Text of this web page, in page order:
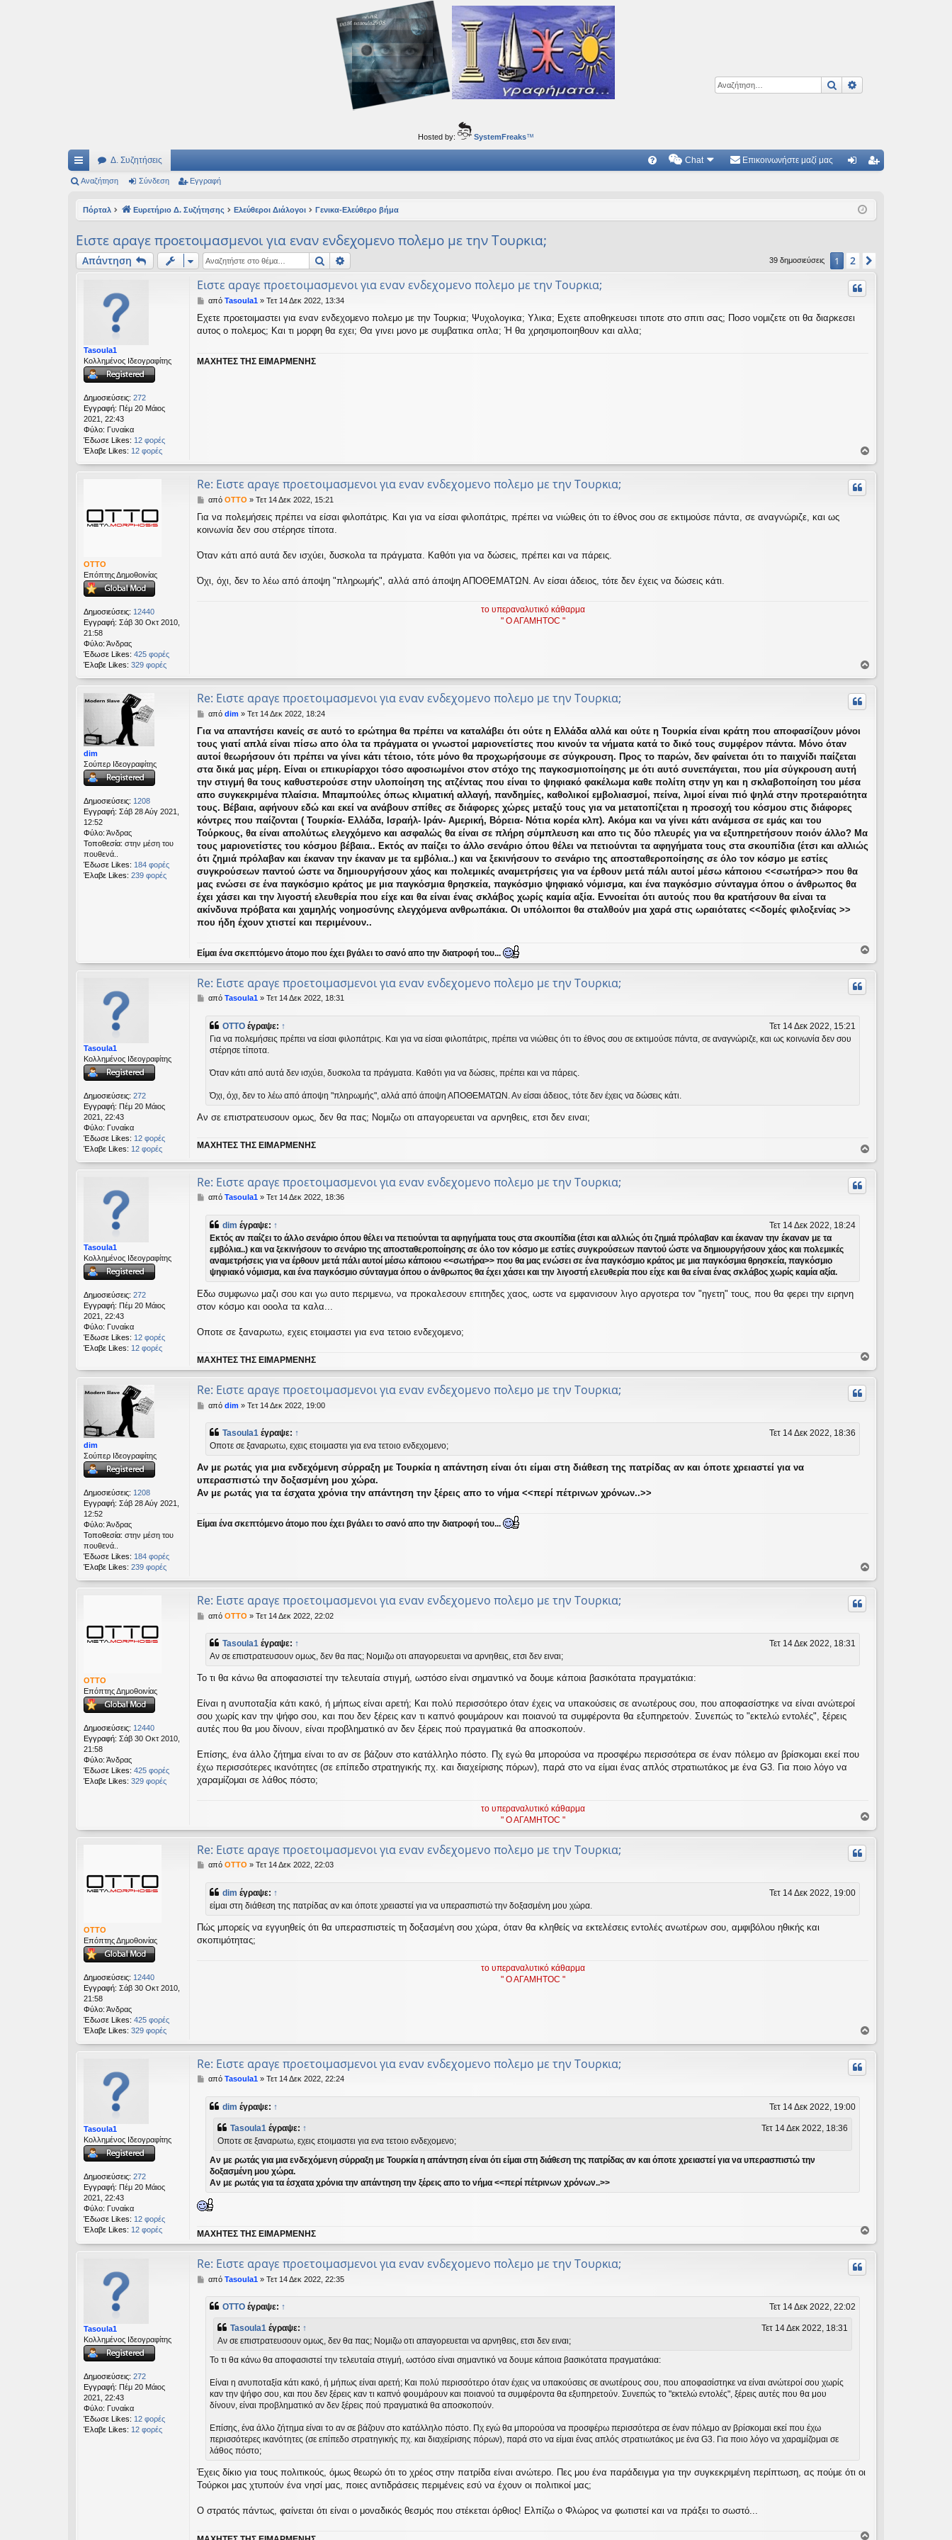
Αναζήτηση
Αυτός ο τόπος φιλοδοξεί να ανοίγει μονοπάτια για τα συναρπαστικά και όμορφα ταξίδια του νού...
Hosted by: SystemFreaks™
Γ
ρή
ς
συ
Δ. Συζητήσεις Chat Επικοινωνήστε μαζί μας
ρα
Αναζήτηση Σύνδεση Εγγραφή
Πόρταλ Ευρετήριο Δ. Συζήτησης Ελεύθεροι Διάλογοι Γενικα-Ελεύθερο βήμα
Ειστε αραγε προετοιμασμενοι για εναν ενδεχομενο πολεμο με την Τουρκια;
Απάντηση Αναζήτηση 39 δημοσιεύσεις 1 2
Tasoula1
Κολλημένος Ιδεογραφίτης
Δημοσιεύσεις: 272
Εγγραφή: Πέμ 20 Μάιος
2021, 22:43
Φύλο: Γυναίκα
Έδωσε Likes: 12 φορές
Έλαβε Likes: 12 φορές
Ειστε αραγε προετοιμασμενοι για εναν ενδεχομενο πολεμο με την Τουρκια;
Δ
μ
ο
ε
από Tasoula1» Τετ 14 Δεκ 2022, 13:34
Εχετε προετοιμαστει για εναν ενδεχομενο πολεμο με την Τουρκια; Ψυχολογικα; Υλικα; Εχετε αποθηκευσει τιποτε στο σπιτι σας; Ποσο νομιζετε οτι θα διαρκεσει
αυτος ο πολεμος; Και τι μορφη θα εχει; Θα γινει μονο με συμβατικα οπλα; Ή θα χρησιμοποιηθουν και αλλα;
ΜΑΧΗΤΕΣ ΤΗΣ ΕΙΜΑΡΜΕΝΗΣ
ο
ρ
OTTO
Επόπτης Δημοθοινίας
Δημοσιεύσεις: 12440
Εγγραφή: Σάβ 30 Οκτ 2010,
21:58
Φύλο: Άνδρας
Έδωσε Likes: 425 φορές
Έλαβε Likes: 329 φορές
Re: Ειστε αραγε προετοιμασμενοι για εναν ενδεχομενο πολεμο με την Τουρκια;
Δ
μ
ο
ί
σ
από OTTO » Τετ 14 Δεκ 2022, 15:21
Για να πολεμήσεις πρέπει να είσαι φιλοπάτρις. Και για να είσαι φιλοπάτρις, πρέπει να νιώθεις ότι το έθνος σου σε εκτιμούσε πάντα, σε αναγνώριζε, και ως
κοινωνία δεν σου στέρησε τίποτα.
Όταν κάτι από αυτά δεν ισχύει, δυσκολα τα πράγματα. Καθότι για να δώσεις, πρέπει και να πάρεις.
Όχι, όχι, δεν το λέω από άποψη "πληρωμής", αλλά από άποψη ΑΠΟΘΕΜΑΤΩΝ. Αν είσαι άδειος, τότε δεν έχεις να δώσεις κάτι.
το υπεραναλυτικό κάθαρμα
" Ο ΑΓΑΜΗΤΟC "
ο
ρ
dim
Σούπερ Ιδεογραφίτης
Δημοσιεύσεις: 1208
Εγγραφή: Σάβ 28 Αύγ 2021,
12:52
Φύλο: Άνδρας
Τοποθεσία: στην μέση του
πουθενά..
Έδωσε Likes: 184 φορές
Έλαβε Likes: 239 φορές
Re: Ειστε αραγε προετοιμασμενοι για εναν ενδεχομενο πολεμο με την Τουρκια;
Δ
μ
ο
σ
ί
υ
σ
η
από dim » Τετ 14 Δεκ 2022, 18:24
Για να απαντήσει κανείς σε αυτό το ερώτημα θα πρέπει να καταλάβει ότι ούτε η Ελλάδα αλλά και ούτε η Τουρκία είναι κράτη που αποφασίζουν μόνοι
τους γιατί απλά είναι πίσω απο όλα τα πράγματα οι γνωστοί μαριονετίστες που κινούν τα νήματα κατά το δικό τους συμφέρον πάντα. Μόνο όταν
αυτοί θεωρήσουν ότι πρέπει να γίνει κάτι τέτοιο, τότε μόνο θα προχωρήσουμε σε σύγκρουση. Προς το παρών, δεν φαίνεται ότι το παιχνίδι παίζεται
στα δικά μας μέρη. Είναι οι επικυρίαρχοι τόσο αφοσιωμένοι στον στόχο της παγκοσμιοποίησης με ότι αυτό συνεπάγεται, που μία σύγκρουση αυτή
την στιγμή θα τους καθυστερούσε στην υλοποίηση της ατζέντας που είναι το ψηφιακό φακέλωμα καθε πολίτη στην γη και η σκλαβοποίηση του μέσα
απο συγκεκριμένα πλαίσια. Μπαμπούλες όπως κλιματική αλλαγή, πανδημίες, καθολικοί εμβολιασμοί, πείνα, λιμοί είναι πιό ψηλά στην προτεραιότητα
τους. Βέβαια, αφήνουν εδώ και εκεί να ανάβουν σπίθες σε διάφορες χώρες μεταξύ τους για να μετατοπίζεται η προσοχή του κόσμου στις διάφορες
κόντρες που παίζονται ( Τουρκία- Ελλάδα, Ισραήλ- Ιράν- Αμερική, Βόρεια- Νότια κορέα κλπ). Ακόμα και να γίνει κάτι ανάμεσα σε εμάς και του
Τούρκους, θα είναι απολύτως ελεγχόμενο και ασφαλώς θα είναι σε πλήρη σύμπλευση και απο τις δύο πλευρές για να εξυπηρετήσουν ποιόν άλλο? Μα
τους μαριονετίστες του κόσμου βέβαια.. Εκτός αν παίζει το άλλο σενάριο όπου θέλει να πετιούνται τα αφηγήματα τους στα σκουπίδια (έτσι και αλλιώς
ότι ζημιά πρόλαβαν και έκαναν την έκαναν με τα εμβόλια..) και να ξεκινήσουν το σενάριο της αποσταθεροποίησης σε όλο τον κόσμο με εστίες
συγκρούσεων παντού ώστε να δημιουργήσουν χάος και πολεμικές αναμετρήσεις για να έρθουν μετά πάλι αυτοί μέσω κάποιου <<σωτήρα>> που θα
μας ενώσει σε ένα παγκόσμιο κράτος με μια παγκόσμια θρησκεία, παγκόσμιο ψηφιακό νόμισμα, και ένα παγκόσμιο σύνταγμα όπου ο άνθρωπος θα
έχει χάσει και την λιγοστή ελευθερία που είχε και θα είναι ένας σκλάβος χωρίς καμία αξία. Εννοείται ότι αυτούς που θα κρατήσουν θα είναι τα
ακίνδυνα πρόβατα και χαμηλής νοημοσύνης ελεγχόμενα ανθρωπάκια. Οι υπόλοιποι θα σταλθούν μια χαρά στις ωραιότατες <<δομές φιλοξενίας >>
που ήδη έχουν χτιστεί και περιμένουν..
Είμαι ένα σκεπτόμενο άτομο που έχει βγάλει το σανό απο την διατροφή του...
ο
ρ
Tasoula1
Κολλημένος Ιδεογραφίτης
Δημοσιεύσεις: 272
Εγγραφή: Πέμ 20 Μάιος
2021, 22:43
Φύλο: Γυναίκα
Έδωσε Likes: 12 φορές
Έλαβε Likes: 12 φορές
Re: Ειστε αραγε προετοιμασμενοι για εναν ενδεχομενο πολεμο με την Τουρκια;
Δ
υ
η
από Tasoula1» Τετ 14 Δεκ 2022, 18:31
OTTO έγραψε: ↑
Τετ 14 Δεκ 2022, 15:21
Για να πολεμήσεις πρέπει να είσαι φιλοπάτρις. Και για να είσαι φιλοπάτρις, πρέπει να νιώθεις ότι το έθνος σου σε εκτιμούσε πάντα, σε αναγνώριζε, και ως κοινωνία δεν σου
στέρησε τίποτα.
Όταν κάτι από αυτά δεν ισχύει, δυσκολα τα πράγματα. Καθότι για να δώσεις, πρέπει και να πάρεις.
Όχι, όχι, δεν το λέω από άποψη "πληρωμής", αλλά από άποψη ΑΠΟΘΕΜΑΤΩΝ. Αν είσαι άδειος, τότε δεν έχεις να δώσεις κάτι.
Αν σε επιστρατευσουν ομως, δεν θα πας; Νομιζω οτι απαγορευεται να αρνηθεις, ετσι δεν ειναι;
ΜΑΧΗΤΕΣ ΤΗΣ ΕΙΜΑΡΜΕΝΗΣ
ο
ρ
Tasoula1
Κολλημένος Ιδεογραφίτης
Δημοσιεύσεις: 272
Εγγραφή: Πέμ 20 Μάιος
2021, 22:43
Φύλο: Γυναίκα
Έδωσε Likes: 12 φορές
Έλαβε Likes: 12 φορές
Re: Ειστε αραγε προετοιμασμενοι για εναν ενδεχομενο πολεμο με την Τουρκια;
Δ
μ
σ
σ
η
από Tasoula1» Τετ 14 Δεκ 2022, 18:36
dim έγραψε: ↑
Τετ 14 Δεκ 2022, 18:24
Εκτός αν παίζει το άλλο σενάριο όπου θέλει να πετιούνται τα αφηγήματα τους στα σκουπίδια (έτσι και αλλιώς ότι ζημιά πρόλαβαν και έκαναν την έκαναν με τα
εμβόλια..) και να ξεκινήσουν το σενάριο της αποσταθεροποίησης σε όλο τον κόσμο με εστίες συγκρούσεων παντού ώστε να δημιουργήσουν χάος και πολεμικές
αναμετρήσεις για να έρθουν μετά πάλι αυτοί μέσω κάποιου <<σωτήρα>> που θα μας ενώσει σε ένα παγκόσμιο κράτος με μια παγκόσμια θρησκεία, παγκόσμιο
ψηφιακό νόμισμα, και ένα παγκόσμιο σύνταγμα όπου ο άνθρωπος θα έχει χάσει και την λιγοστή ελευθερία που είχε και θα είναι ένας σκλάβος χωρίς καμία αξία.
Εδω συμφωνω μαζι σου και γω αυτο περιμενω, να προκαλεσουν επιτηδες χαος, ωστε να εμφανισουν λιγο αργοτερα τον "ηγετη" τους, που θα φερει την ειρηνη
στον κόσμο και οοολα τα καλα...
Οποτε σε ξαναρωτω, εχεις ετοιμαστει για ενα τετοιο ενδεχομενο;
ΜΑΧΗΤΕΣ ΤΗΣ ΕΙΜΑΡΜΕΝΗΣ
ο
ρ
dim
Σούπερ Ιδεογραφίτης
Δημοσιεύσεις: 1208
Εγγραφή: Σάβ 28 Αύγ 2021,
12:52
Φύλο: Άνδρας
Τοποθεσία: στην μέση του
πουθενά..
Έδωσε Likes: 184 φορές
Έλαβε Likes: 239 φορές
Re: Ειστε αραγε προετοιμασμενοι για εναν ενδεχομενο πολεμο με την Τουρκια;
Δ
σ
ε
υ
σ
από dim » Τετ 14 Δεκ 2022, 19:00
Tasoula1 έγραψε: ↑
Τετ 14 Δεκ 2022, 18:36
Οποτε σε ξαναρωτω, εχεις ετοιμαστει για ενα τετοιο ενδεχομενο;
Αν με ρωτάς για μια ενδεχόμενη σύρραξη με Τουρκία η απάντηση είναι ότι είμαι στη διάθεση της πατρίδας αν και όποτε χρειαστεί για να
υπερασπιστώ την δοξασμένη μου χώρα.
Αν με ρωτάς για τα έσχατα χρόνια την απάντηση την ξέρεις απο το νήμα <<περί πέτρινων χρόνων..>>
Είμαι ένα σκεπτόμενο άτομο που έχει βγάλει το σανό απο την διατροφή του...
ο
ρ
OTTO
Επόπτης Δημοθοινίας
Δημοσιεύσεις: 12440
Εγγραφή: Σάβ 30 Οκτ 2010,
21:58
Φύλο: Άνδρας
Έδωσε Likes: 425 φορές
Έλαβε Likes: 329 φορές
Re: Ειστε αραγε προετοιμασμενοι για εναν ενδεχομενο πολεμο με την Τουρκια;
Δ
μ
σ
ε
σ
από OTTO » Τετ 14 Δεκ 2022, 22:02
Tasoula1 έγραψε: ↑
Τετ 14 Δεκ 2022, 18:31
Αν σε επιστρατευσουν ομως, δεν θα πας; Νομιζω οτι απαγορευεται να αρνηθεις, ετσι δεν ειναι;
Το τι θα κάνω θα αποφασιστεί την τελευταία στιγμή, ωστόσο είναι σημαντικό να δουμε κάποια βασικότατα πραγματάκια:
Είναι η ανυποταξία κάτι κακό, ή μήπως είναι αρετή; Και πολύ περισσότερο όταν έχεις να υπακούσεις σε ανωτέρους σου, που αποφασίστηκε να είναι ανώτεροί
σου χωρίς καν την ψήφο σου, και που δεν ξέρεις καν τι καπνό φουμάρουν και ποιανού τα συμφέροντα θα εξυπηρετούν. Συνεπώς το "εκτελώ εντολές", ξέρεις
αυτές που θα μου δίνουν, είναι προβληματικό αν δεν ξέρεις πού πραγματικά θα αποσκοπούν.
Επίσης, ένα άλλο ζήτημα είναι το αν σε βάζουν στο κατάλληλο πόστο. Πχ εγώ θα μπορούσα να προσφέρω περισσότερα σε έναν πόλεμο αν βρίσκομαι εκεί που
έχω περισσότερες ικανότητες (σε επίπεδο στρατηγικής πχ. και διαχείρισης πόρων), παρά στο να είμαι ένας απλός στρατιωτάκος με ένα G3. Για ποιο λόγο να
χαραμίζομαι σε λάθος πόστο;
το υπεραναλυτικό κάθαρμα
" Ο ΑΓΑΜΗΤΟC "
ο
ρ
OTTO
Επόπτης Δημοθοινίας
Δημοσιεύσεις: 12440
Εγγραφή: Σάβ 30 Οκτ 2010,
21:58
Φύλο: Άνδρας
Έδωσε Likes: 425 φορές
Έλαβε Likes: 329 φορές
Re: Ειστε αραγε προετοιμασμενοι για εναν ενδεχομενο πολεμο με την Τουρκια;
Δ
σ
ε
υ
από OTTO » Τετ 14 Δεκ 2022, 22:03
dim έγραψε: ↑
Τετ 14 Δεκ 2022, 19:00
είμαι στη διάθεση της πατρίδας αν και όποτε χρειαστεί για να υπερασπιστώ την δοξασμένη μου χώρα.
Πώς μπορείς να εγγυηθείς ότι θα υπερασπιστείς τη δοξασμένη σου χώρα, όταν θα κληθείς να εκτελέσεις εντολές ανωτέρων σου, αμφιβόλου ηθικής και
σκοπιμότητας;
το υπεραναλυτικό κάθαρμα
" Ο ΑΓΑΜΗΤΟC "
ο
ρ
Tasoula1
Κολλημένος Ιδεογραφίτης
Δημοσιεύσεις: 272
Εγγραφή: Πέμ 20 Μάιος
2021, 22:43
Φύλο: Γυναίκα
Έδωσε Likes: 12 φορές
Έλαβε Likes: 12 φορές
Re: Ειστε αραγε προετοιμασμενοι για εναν ενδεχομενο πολεμο με την Τουρκια;
Δ
μ
σ
από Tasoula1» Τετ 14 Δεκ 2022, 22:24
dim έγραψε: ↑ Τετ 14 Δεκ 2022, 19:00
Tasoula1 έγραψε: ↑
Τετ 14 Δεκ 2022, 18:36
Οποτε σε ξαναρωτω, εχεις ετοιμαστει για ενα τετοιο ενδεχομενο;
Αν με ρωτάς για μια ενδεχόμενη σύρραξη με Τουρκία η απάντηση είναι ότι είμαι στη διάθεση της πατρίδας αν και όποτε χρειαστεί για να υπερασπιστώ την
δοξασμένη μου χώρα.
Αν με ρωτάς για τα έσχατα χρόνια την απάντηση την ξέρεις απο το νήμα <<περί πέτρινων χρόνων..>>
ΜΑΧΗΤΕΣ ΤΗΣ ΕΙΜΑΡΜΕΝΗΣ
ο
ρ
Tasoula1
Κολλημένος Ιδεογραφίτης
Δημοσιεύσεις: 272
Εγγραφή: Πέμ 20 Μάιος
2021, 22:43
Φύλο: Γυναίκα
Έδωσε Likes: 12 φορές
Έλαβε Likes: 12 φορές
Re: Ειστε αραγε προετοιμασμενοι για εναν ενδεχομενο πολεμο με την Τουρκια;
Δαπό Tasoula1» Τετ 14 Δεκ 2022, 22:35
OTTO έγραψε: ↑ Τετ 14 Δεκ 2022, 22:02
Tasoula1 έγραψε: ↑
Τετ 14 Δεκ 2022, 18:31
Αν σε επιστρατευσουν ομως, δεν θα πας; Νομιζω οτι απαγορευεται να αρνηθεις, ετσι δεν ειναι;
Το τι θα κάνω θα αποφασιστεί την τελευταία στιγμή, ωστόσο είναι σημαντικό να δουμε κάποια βασικότατα πραγματάκια:
Είναι η ανυποταξία κάτι κακό, ή μήπως είναι αρετή; Και πολύ περισσότερο όταν έχεις να υπακούσεις σε ανωτέρους σου, που αποφασίστηκε να είναι ανώτεροί σου χωρίς
καν την ψήφο σου, και που δεν ξέρεις καν τι καπνό φουμάρουν και ποιανού τα συμφέροντα θα εξυπηρετούν. Συνεπώς το "εκτελώ εντολές", ξέρεις αυτές που θα μου
δίνουν, είναι προβληματικό αν δεν ξέρεις πού πραγματικά θα αποσκοπούν.
Επίσης, ένα άλλο ζήτημα είναι το αν σε βάζουν στο κατάλληλο πόστο. Πχ εγώ θα μπορούσα να προσφέρω περισσότερα σε έναν πόλεμο αν βρίσκομαι εκεί που έχω
περισσότερες ικανότητες (σε επίπεδο στρατηγικής πχ. και διαχείρισης πόρων), παρά στο να είμαι ένας απλός στρατιωτάκος με ένα G3. Για ποιο λόγο να χαραμίζομαι σε
λάθος πόστο;
Έχεις δίκιο για τους πολιτικούς, όμως θεωρώ ότι το χρέος στην πατρίδα είναι ανώτερο. Πες μου ένα παράδειγμα για την συγκεκριμένη περίπτωση, ας πούμε ότι οι
Τούρκοι μας χτυπούν ένα νησί μας, ποιες αντιδράσεις περιμένεις εσύ να έχουν οι πολιτικοί μας;
Ο στρατός πάντως, φαίνεται ότι είναι ο μοναδικός θεσμός που στέκεται όρθιος! Ελπίζω ο Φλώρος να φωτιστεί και να πράξει το σωστό...